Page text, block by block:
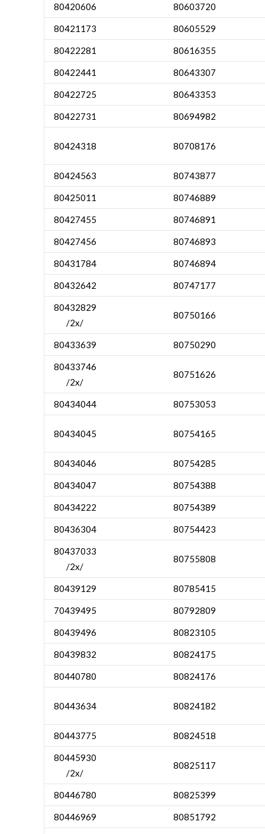
80420606 80603720
80421173 80605529
80422281 80616355
80422441 80643307
80422725 80643353
80422731 80694982
80424318 80708176
80424563 80743877
80425011 80746889
80427455 80746891
80427456 80746893
80431784 80746894
80432642 80747177
80432829
/2x/
80750166
80433639 80750290
80433746
/2x/
80751626
80434044 80753053
80434045 80754165
80434046 80754285
80434047 80754388
80434222 80754389
80436304 80754423
80437033
/2x/
80755808
80439129 80785415
70439495 80792809
80439496 80823105
80439832 80824175
80440780 80824176
80443634 80824182
80443775 80824518
80445930
/2x/
80825117
80446780 80825399
80446969 80851792